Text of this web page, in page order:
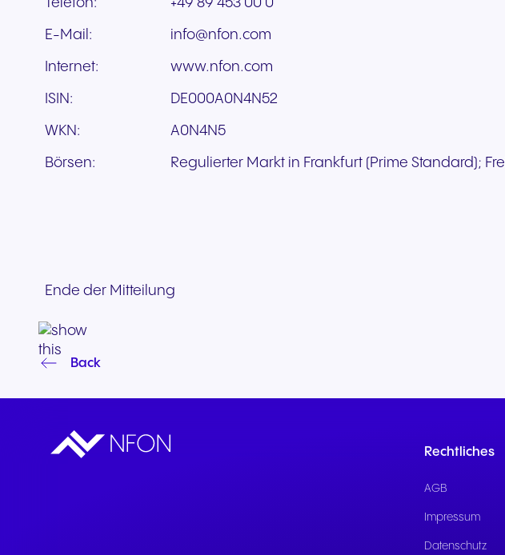
E-Mail: info@nfon.com
Internet: www.nfon.com
ISIN: DE000A0N4N52
WKN: A0N4N5
Börsen: Regulierter Markt in Frankfurt (Prime Standard);
Ende der Mitteilung
Back
Rechtliches
AGB
Impressum
Datenschutz